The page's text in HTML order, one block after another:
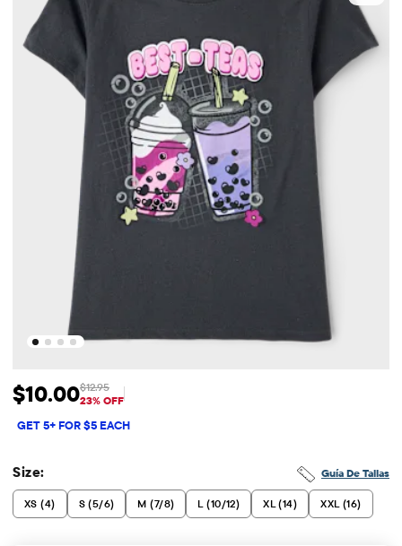
Precio de venta: $10
$10.00 Precio original: $12.95
$12.95
23% OFF
GET 5+ FOR $5 EACH
Guía De Tallas
Size:
XS (4) S (5/6) M (7/8) L (10/12) XL (14) XXL (16)